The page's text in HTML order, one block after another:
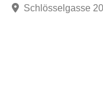
Schlösselgasse